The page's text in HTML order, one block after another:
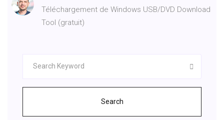
Téléchargement de Windows USB/DVD Download
Tool (gratuit)
Search